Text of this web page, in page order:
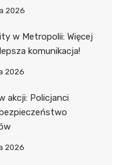
2026
w Metropolii: Więcej
komunikacja!
2026
akcji: Policjanci
2026